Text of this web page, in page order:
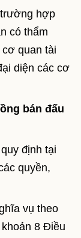
hợp
có thẩm
quan tài
diện các cơ
bán đấu
định tại
quyền,
vụ theo
8 Điều